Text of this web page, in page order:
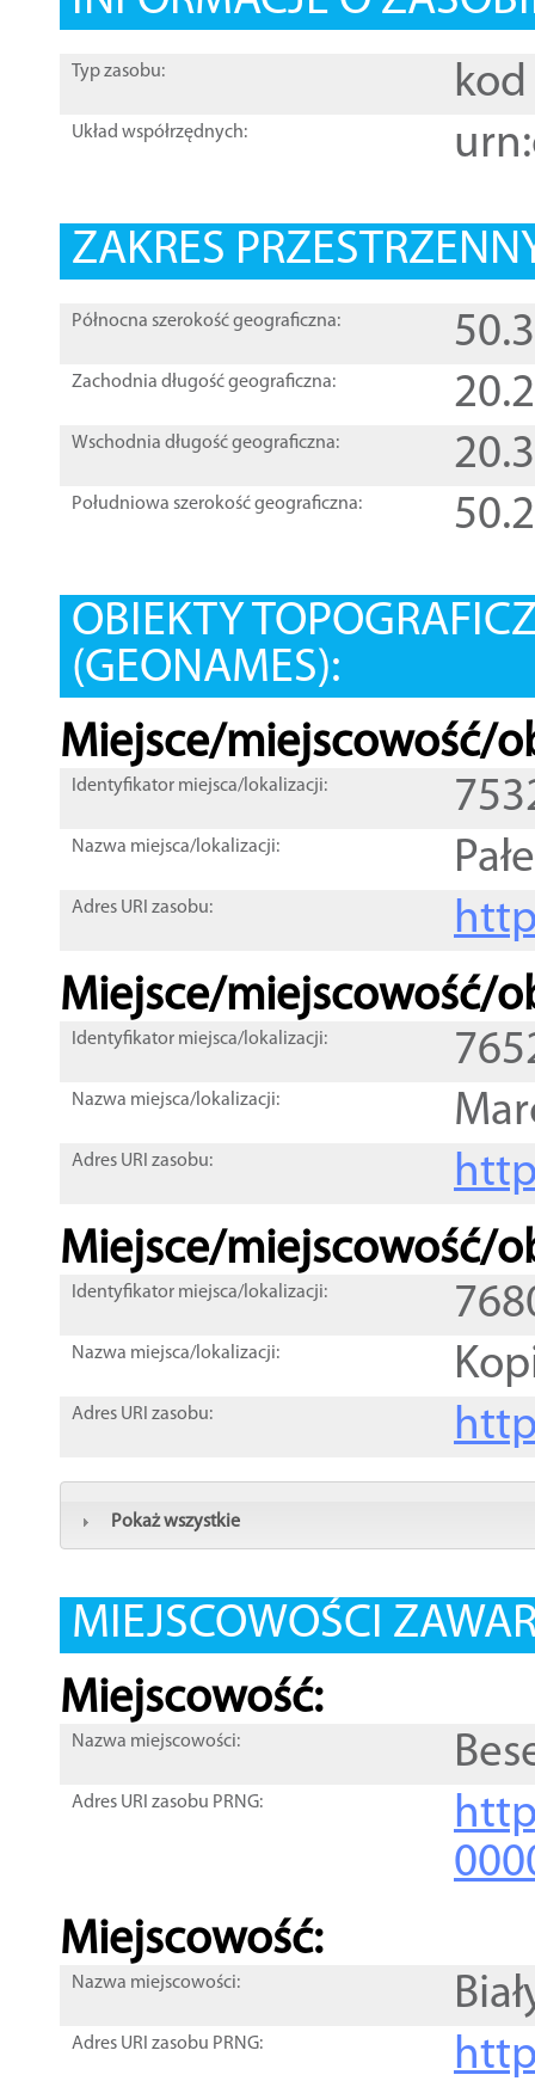
Typ zasobu: kod
Układ współrzędnych:
ZAKRES
Północna szerokość geograficzna:
Zachodnia długość geograficzna:
Wschodnia długość geograficzna:
Południowa szerokość geograficzna:
OBIEKTY
(GEONAMES):
Miejsce/miejscowość/
Identyfikator miejsca/lokalizacji:
Nazwa miejsca/lokalizacji:
Adres URI zasobu:
Miejsce/miejscowość/
Identyfikator miejsca/lokalizacji:
Nazwa miejsca/lokalizacji:
Adres URI zasobu:
Miejsce/miejscowość/
Identyfikator miejsca/lokalizacji:
Nazwa miejsca/lokalizacji:
Adres URI zasobu:
Pokaż wszystkie
MIEJSCOWOŚCI
Miejscowość:
Nazwa miejscowości:
Adres URI zasobu PRNG:
Miejscowość:
Nazwa miejscowości:
Adres URI zasobu PRNG: